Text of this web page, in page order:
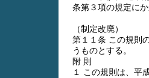
条第３項の規定に
（制定改廃）
第１１条 この規則
うものとする。
附 則
１ この規則は、平